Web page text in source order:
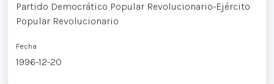
Partido Democrático Popular Revolucionario-Ejército
Popular Revolucionario
Fecha
1996-12-20